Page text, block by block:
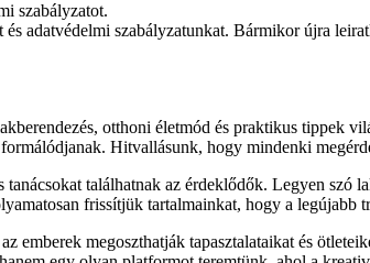
szabályzatot.
adatvédelmi szabályzatunkat. Bármikor újra
otthoni életmód és praktikus tippek
Hitvallásunk, hogy mindenki
találhatnak az érdeklődők. Legyen
frissítjük tartalmainkat, hogy a legújabb
emberek megoszthatják tapasztalataikat és